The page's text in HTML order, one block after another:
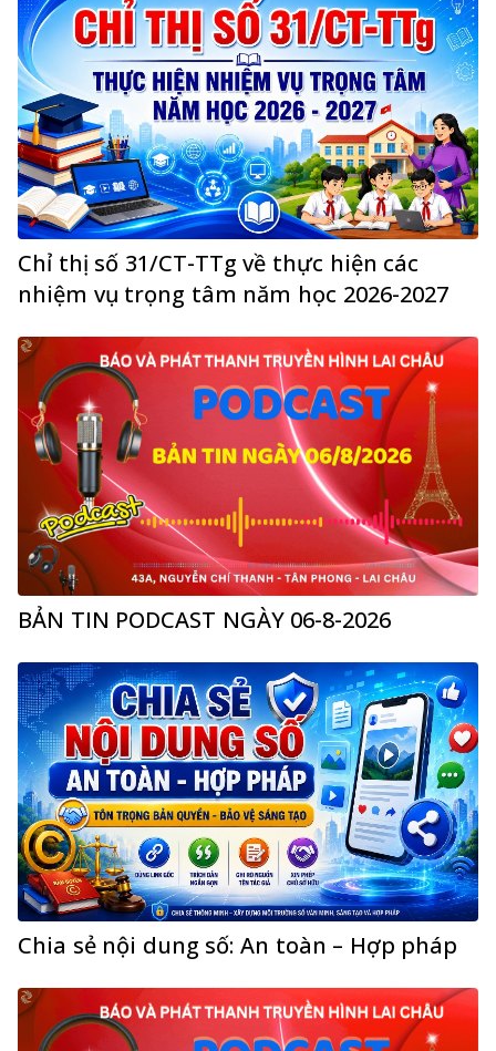
Chỉ thị số 31/CT-TTg về thực hiện các
nhiệm vụ trọng tâm năm học 2026-2027
BẢN TIN PODCAST NGÀY 06-8-2026
Chia sẻ nội dung số: An toàn – Hợp pháp